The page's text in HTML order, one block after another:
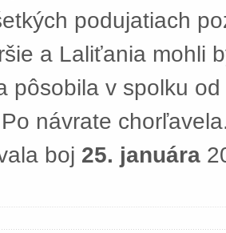
podujatiach
a Laliťania mohli
pôsobila v spolku
návrate
boj 25. januára